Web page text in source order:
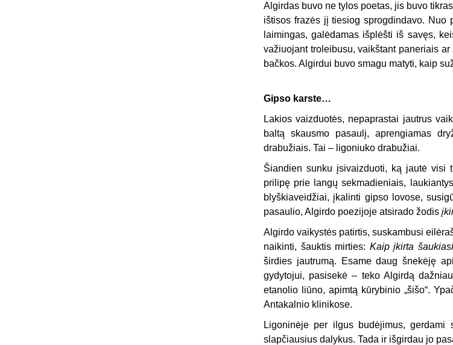
Algirdas buvo ne tylos poetas, jis buvo
ištisos frazės jį tiesiog sprogdindavo. Nuo
laimingas, galėdamas išplėšti iš savęs,
važiuojant troleibusu, vaikštant paneriais
bačkos. Algirdui buvo smagu matyti, kaip
Gipso karste…
Lakios vaizduotės, nepaprastai jautrus
baltą skausmo pasaulį, aprengiamas
drabužiais. Tai – ligoniuko drabužiai.
Šiandien sunku įsivaizduoti, ką jautė
prilipę prie langų sekmadieniais,
blyškiaveidžiai, įkalinti gipso lovose,
pasaulio, Algirdo poezijoje atsirado žodis
Algirdo vaikystės patirtis, suskambusi
naikinti, šauktis mirties: Kaip įkirta
širdies jautrumą. Esame daug šnekėję
gydytojui, pasisekė – teko Algirdą
etanolio liūno, apimtą kūrybinio „šišo“.
Antakalnio klinikose.
Ligoninėje per ilgus budėjimus,
slapčiausius dalykus. Tada ir išgirdau jo